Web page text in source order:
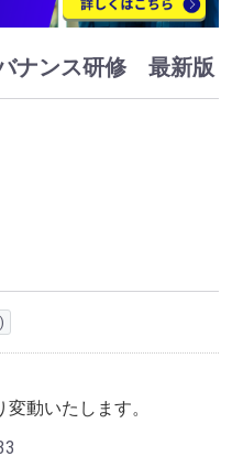
ナンス研修 最新版
動いたします。